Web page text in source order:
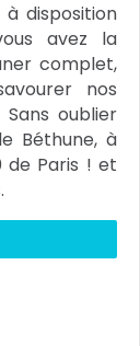
à disposition
avez la
complet,
nos
Sans oublier
Béthune, à
de Paris ! et